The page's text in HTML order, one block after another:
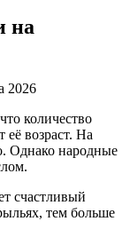
на
количество
её возраст. На
Однако народные
счастливый
тем больше